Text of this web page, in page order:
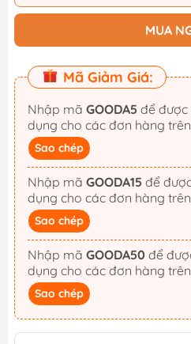
MUA
Mã Giảm Giá:
Nhập mã GOODA5
dụng cho các đơn hàng trên
Sao chép
Nhập mã GOODA15
dụng cho các đơn hàng
Sao chép
Nhập mã GOODA50
dụng cho các đơn hàng
Sao chép